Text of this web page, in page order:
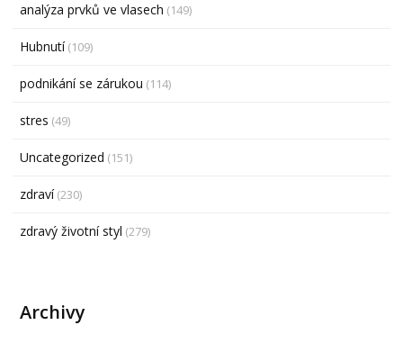
analýza prvků ve vlasech (149)
Hubnutí(109)
podnikání se zárukou (114)
stres (49)
Uncategorized (151)
zdraví(230)
zdravý životní styl (279)
Archivy